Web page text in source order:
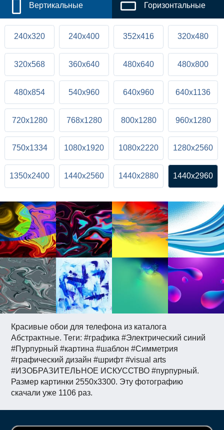
Красивые обои для телефона из каталога
Абстрактные. Теги: #графика #Электрический синий
#Пурпурный #картина #шаблон #Симметрия
#графический дизайн #шрифт #visual arts
#ИЗОБРАЗИТЕЛЬНОЕ ИСКУССТВО #пурпурный.
Размер картинки 2550x3300. Эту фотографию
скачали уже 1106 раз.
Вертикальные Горизонтальные
240x320 240x400 352x416 320x480
320x568 360x640 480x640 480x800
480x854 540x960 640x960 640x1136
720x1280 768x1280 800x1280 960x1280
750x1334 1080x1920 1080x2220 1280x2560
1350x2400 1440x2560 1440x2880 1440x2960